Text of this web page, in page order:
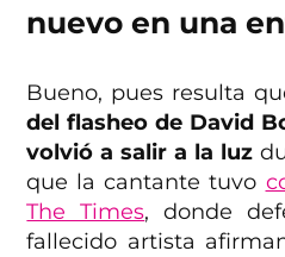
nuevo en una
Bueno, pues resulta
del flasheo de David
volvió a salir a la luz
que la cantante tuvo
The Times, donde
fallecido artista